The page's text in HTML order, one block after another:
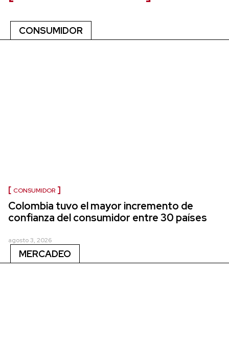
CONSUMIDOR
CONSUMIDOR
Colombia tuvo el mayor incremento de
confianza del consumidor entre 30 países
agosto 3, 2026
MERCADEO